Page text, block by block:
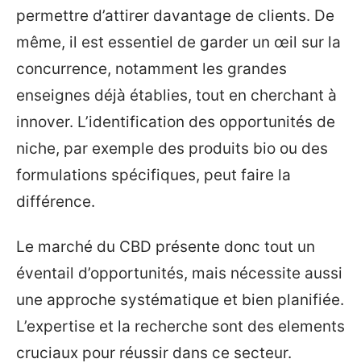
permettre d’attirer davantage de clients. De
même, il est essentiel de garder un œil sur la
concurrence, notamment les grandes
enseignes déjà établies, tout en cherchant à
innover. L’identification des opportunités de
niche, par exemple des produits bio ou des
formulations spécifiques, peut faire la
différence.
Le marché du CBD présente donc tout un
éventail d’opportunités, mais nécessite aussi
une approche systématique et bien planifiée.
L’expertise et la recherche sont des elements
cruciaux pour réussir dans ce secteur.